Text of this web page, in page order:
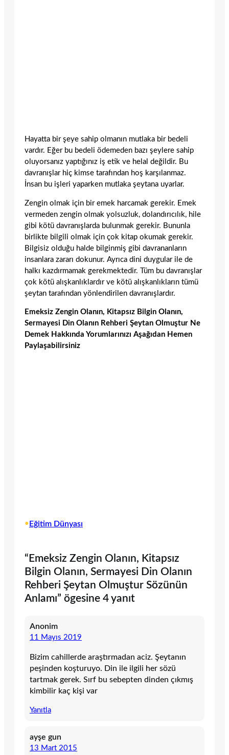
Hayatta bir şeye sahip olmanın mutlaka bir bedeli
vardır. Eğer bu bedeli ödemeden bazı şeylere sahip
oluyorsanız yaptığınız iş etik ve helal değildir. Bu
davranışlar hiç kimse tarafından hoş karşılanmaz.
İnsan bu işleri yaparken mutlaka şeytana uyarlar.
Zengin olmak için bir emek harcamak gerekir. Emek
vermeden zengin olmak yolsuzluk, dolandırıcılık, hile
gibi kötü davranışlarda bulunmak gerekir. Bununla
birlikte bilgili olmak için çok kitap okumak gerekir.
Bilgisiz olduğu halde bilginmiş gibi davrananların
insanlara zararı dokunur. Ayrıca dini duygular ile de
halkı kazdırmamak gerekmektedir. Tüm bu davranışlar
çok kötü alışkanlıklardır ve kötü alışkanlıkların tümü
şeytan tarafından yönlendirilen davranışlardır.
Emeksiz Zengin Olanın, Kitapsız Bilgin Olanın,
Sermayesi Din Olanın Rehberi Şeytan Olmuştur Ne
Demek Hakkında Yorumlarınızı Aşağıdan Hemen
Paylaşabilirsiniz
•Eğitim Dünyası
“Emeksiz Zengin Olanın, Kitapsız
Bilgin Olanın, Sermayesi Din Olanın
Rehberi Şeytan Olmuştur Sözünün
Anlamı” ögesine 4 yanıt
Anonim
11 Mayıs 2019
Bizim cahillerde araştırmadan aciz. Şeytanın
peşinden koşturuyo. Din ile ilgili her sözü
tartmak gerek. Sırf bu sebepten dinden çıkmış
kimbilir kaç kişi var
Yanıtla
ayşe gun
13 Mart 2015